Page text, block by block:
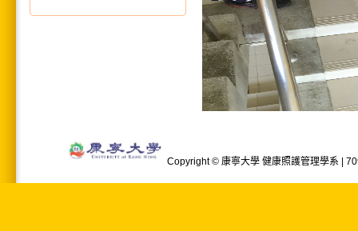
Copyright © 康寧大學 健康照護管理學系 |